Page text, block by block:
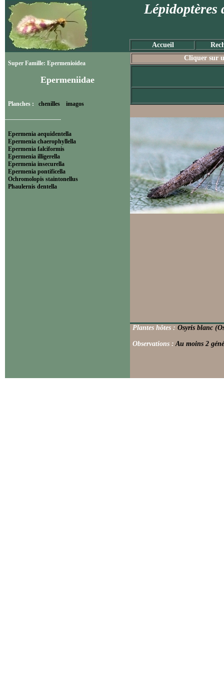
Lépidoptères
Accueil
Super Famille: Epermenioidea
Epermeniidae
Planches : chenilles imagos
----------------------------
Epermenia aequidentella
Epermenia chaerophyllella
Epermenia falciformis
Epermenia illigerella
Epermenia insecurella
Epermenia pontificella
Ochromolopis staintonellus
Phaulernis dentella
Cliquer sur
Plantes hôtes : Osyris blanc
Observations :Au moins 2